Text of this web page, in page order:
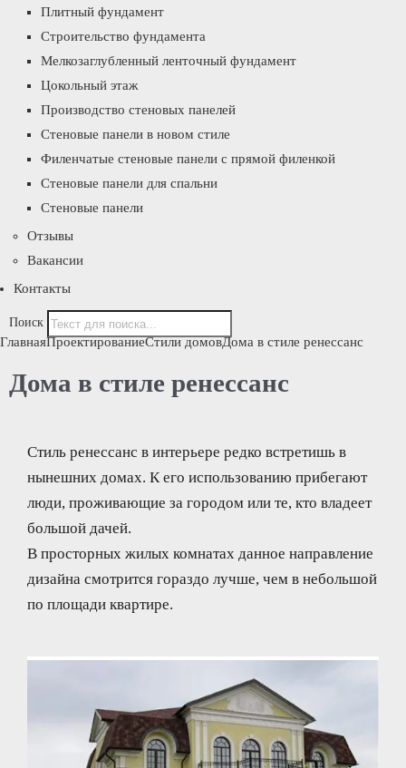
Плитный фундамент
Строительство фундамента
Мелкозаглубленный ленточный фундамент
Цокольный этаж
Производство стеновых панелей
Стеновые панели в новом стиле
Филенчатые стеновые панели с прямой филенкой
Стеновые панели для спальни
Стеновые панели
Отзывы
Вакансии
Контакты
Поиск
ГлавнаяПроектированиеСтили домовДома в стиле ренессанс
Дома в стиле ренессанс
Стиль ренессанс в интерьере редко встретишь в
нынешних домах. К его использованию прибегают
люди, проживающие за городом или те, кто владеет
большой дачей.
В просторных жилых комнатах данное направление
дизайна смотрится гораздо лучше, чем в небольшой
по площади квартире.